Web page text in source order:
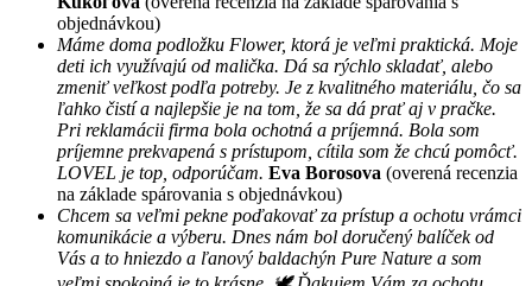
objednávkou)
Máme doma podložku Flower, ktorá je veľmi praktická. Moje
deti ich využívajú od malička. Dá sa rýchlo skladať, alebo
zmeniť veľkost podľa potreby. Je z kvalitného materiálu, čo sa
ľahko čistí a najlepšie je na tom, že sa dá prať aj v pračke.
Pri reklamácii firma bola ochotná a príjemná. Bola som
príjemne prekvapená s prístupom, cítila som že chcú pomôcť.
LOVEL je top, odporúčam. Eva Borosova (overená recenzia
na základe spárovania s objednávkou)
Chcem sa veľmi pekne poďakovať za prístup a ochotu vrámci
komunikácie a výberu. Dnes nám bol doručený balíček od
Vás a to hniezdo a ľanový baldachýn Pure Nature a som